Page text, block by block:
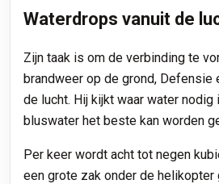
Waterdrops vanuit de
Zijn taak is om de verbinding te
brandweer op de grond, Defensie
de lucht. Hij kijkt waar water nodig
bluswater het beste kan worden
Per keer wordt acht tot negen
een grote zak onder de helikopter